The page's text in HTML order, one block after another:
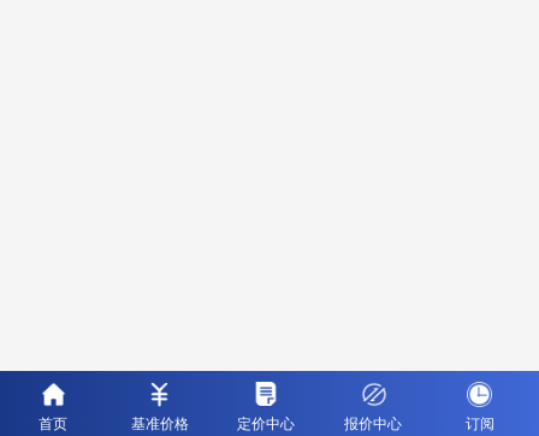
首页 基准价格 定价中心 报价中心 订阅